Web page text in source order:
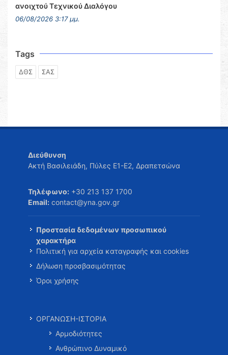
ανοιχτού Τεχνικού Διαλόγου
06/08/2026 3:17 μμ.
Tags
ΔΘΣ ΣΑΣ
Διεύθυνση
Ακτή Βασιλειάδη, Πύλες Ε1-Ε2, Δραπετσώνα
Τηλέφωνο: +30 213 137 1700
Email: contact@yna.gov.gr
Προστασία δεδομένων προσωπικού
χαρακτήρα
Πολιτική για αρχεία καταγραφής και cookies
Δήλωση προσβασιμότητας
Όροι χρήσης
ΟΡΓΑΝΩΣΗ-ΙΣΤΟΡΙΑ
Αρμοδιότητες
Ανθρώπινο Δυναμικό